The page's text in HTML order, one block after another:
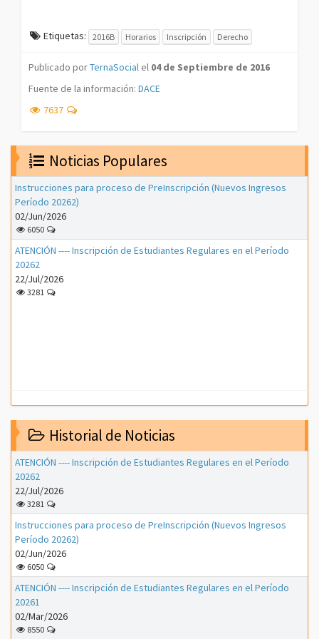
Etiquetas: 2016B Horarios Inscripción Derecho
Publicado porTernaSocial el 04 de Septiembre de 2016
Fuente de la información: DACE
7637
Noticias Populares
Instrucciones para proceso de PreInscripción (Nuevos Ingresos
Período 20262)
02/Jun/2026
6050
ATENCIÓN ---- Inscripción de Estudiantes Regulares en el Período
20262
22/Jul/2026
3281
Historial de Noticias
ATENCIÓN ---- Inscripción de Estudiantes Regulares en el Período
20262
22/Jul/2026
3281
Instrucciones para proceso de PreInscripción (Nuevos Ingresos
Período 20262)
02/Jun/2026
6050
ATENCIÓN ---- Inscripción de Estudiantes Regulares en el Período
20261
02/Mar/2026
8550